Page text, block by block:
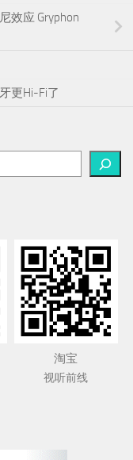
效应 Gryphon
更Hi-Fi了
淘宝
视听前线